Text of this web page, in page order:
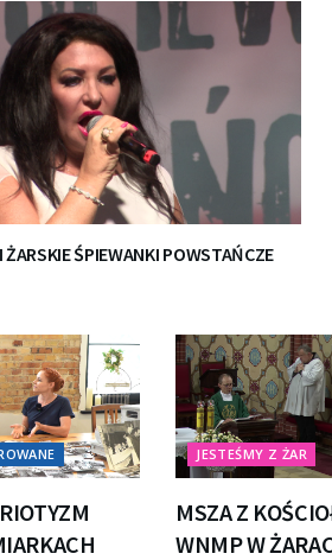
ŻARSKIE ŚPIEWANKI POWSTAŃCZE
JESTEŚMY Z ŻAR
MSZA Z
WNMP W